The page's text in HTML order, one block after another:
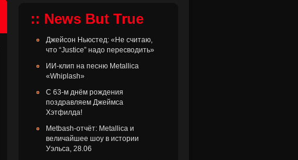
:: News But True
Джейсон Ньюстед: «Не считаю,
что “Justice” надо пересводить»
ИИ-клип на песню Metallica
«Whiplash»
С 63-м днём рождения
поздравляем Джеймса
Хэтфилда!
Metbash-отчёт: Metallica и
величайшее шоу в истории
Уэльса, 28.06